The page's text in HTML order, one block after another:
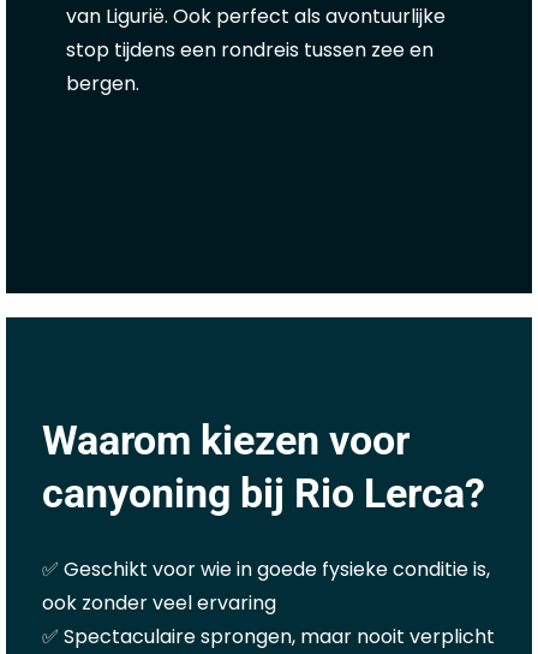
van Ligurië. Ook perfect als avontuurlijke
stop tijdens een rondreis tussen zee en
bergen.
Waarom kiezen voor
canyoning bij Rio Lerca?
✅ Geschikt voor wie in goede fysieke conditie is,
ook zonder veel ervaring
✅ Spectaculaire sprongen, maar nooit verplicht